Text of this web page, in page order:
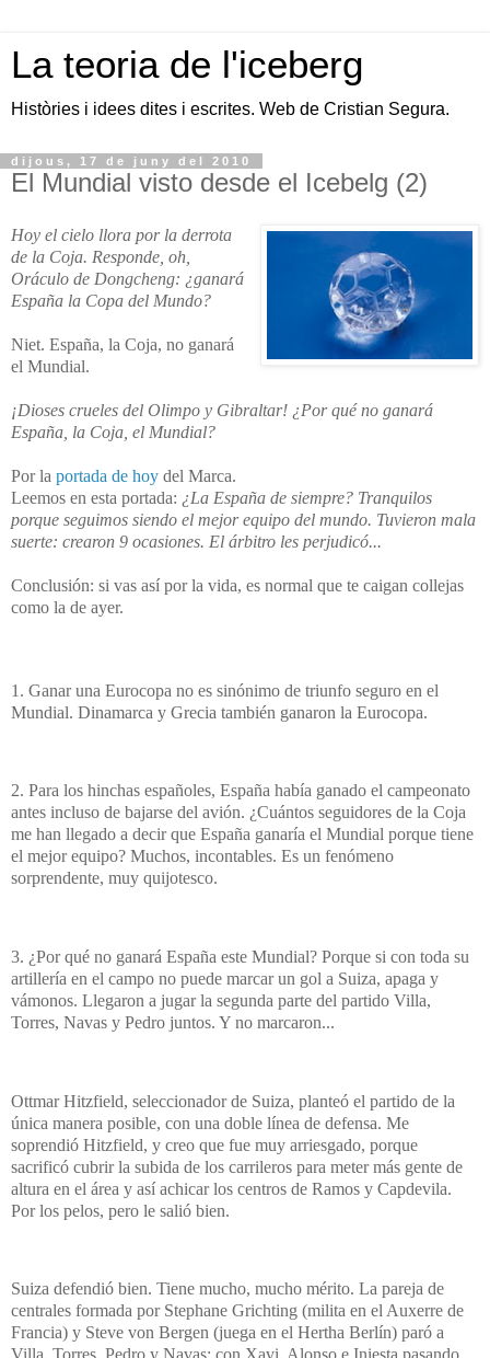
La teoria de l'iceberg
Històries i idees dites i escrites. Web de Cristian Segura.
dijous, 17 de juny del 2010
El Mundial visto desde el Icebelg (2)
Hoy el cielo llora por la derrota
de la Coja. Responde, oh,
Oráculo de Dongcheng: ¿ganará
España la Copa del Mundo?
Niet. España, la Coja, no ganará
el Mundial.
¡Dioses crueles del Olimpo y Gibraltar! ¿Por qué no ganará
España, la Coja, el Mundial?
Por la portada de hoy del Marca.
Leemos en esta portada: ¿La España de siempre? Tranquilos
porque seguimos siendo el mejor equipo del mundo. Tuvieron mala
suerte: crearon 9 ocasiones. El árbitro les perjudicó...
Conclusión: si vas así por la vida, es normal que te caigan collejas
como la de ayer.
1. Ganar una Eurocopa no es sinónimo de triunfo seguro en el
Mundial. Dinamarca y Grecia también ganaron la Eurocopa.
2. Para los hinchas españoles, España había ganado el campeonato
antes incluso de bajarse del avión. ¿Cuántos seguidores de la Coja
me han llegado a decir que España ganaría el Mundial porque tiene
el mejor equipo? Muchos, incontables. Es un fenómeno
sorprendente, muy quijotesco.
3. ¿Por qué no ganará España este Mundial? Porque si con toda su
artillería en el campo no puede marcar un gol a Suiza, apaga y
vámonos. Llegaron a jugar la segunda parte del partido Villa,
Torres, Navas y Pedro juntos. Y no marcaron...
Ottmar Hitzfield, seleccionador de Suiza, planteó el partido de la
única manera posible, con una doble línea de defensa. Me
soprendió Hitzfield, y creo que fue muy arriesgado, porque
sacrificó cubrir la subida de los carrileros para meter más gente de
altura en el área y así achicar los centros de Ramos y Capdevila.
Por los pelos, pero le salió bien.
Suiza defendió bien. Tiene mucho, mucho mérito. La pareja de
centrales formada por Stephane Grichting (milita en el Auxerre de
Francia) y Steve von Bergen (juega en el Hertha Berlín) paró a